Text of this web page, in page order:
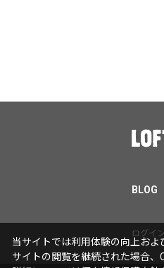
BLOG
ログイ
当サイトでは利用体験の向上およ
サイトの閲覧を継続された場合、